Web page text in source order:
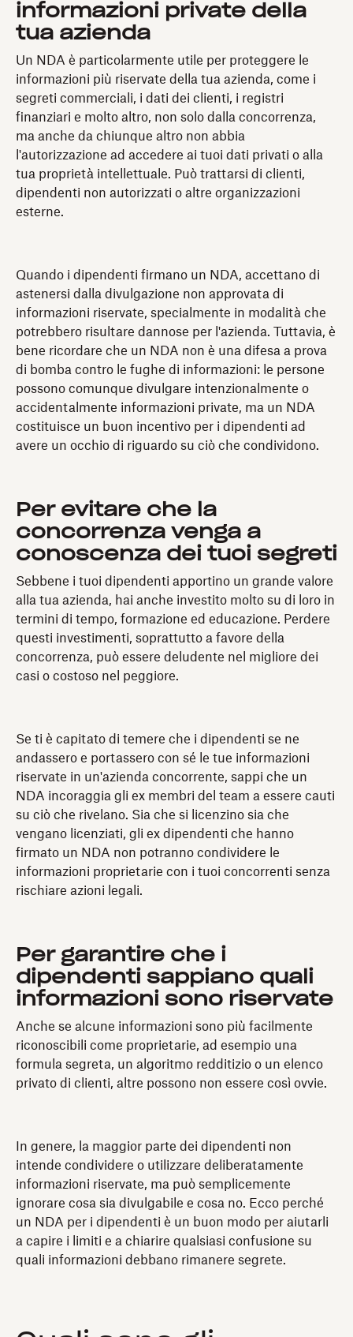
informazioni private della
tua azienda
Un NDA è particolarmente utile per proteggere le
informazioni più riservate della tua azienda, come i
segreti commerciali, i dati dei clienti, i registri
finanziari e molto altro, non solo dalla concorrenza,
ma anche da chiunque altro non abbia
l'autorizzazione ad accedere ai tuoi dati privati o alla
tua proprietà intellettuale. Può trattarsi di clienti,
dipendenti non autorizzati o altre organizzazioni
esterne.
Quando i dipendenti firmano un NDA, accettano di
astenersi dalla divulgazione non approvata di
informazioni riservate, specialmente in modalità che
potrebbero risultare dannose per l'azienda. Tuttavia, è
bene ricordare che un NDA non è una difesa a prova
di bomba contro le fughe di informazioni: le persone
possono comunque divulgare intenzionalmente o
accidentalmente informazioni private, ma un NDA
costituisce un buon incentivo per i dipendenti ad
avere un occhio di riguardo su ciò che condividono.
Per evitare che la
concorrenza venga a
conoscenza dei tuoi segreti
Sebbene i tuoi dipendenti apportino un grande valore
alla tua azienda, hai anche investito molto su di loro in
termini di tempo, formazione ed educazione. Perdere
questi investimenti, soprattutto a favore della
concorrenza, può essere deludente nel migliore dei
casi o costoso nel peggiore.
Se ti è capitato di temere che i dipendenti se ne
andassero e portassero con sé le tue informazioni
riservate in un'azienda concorrente, sappi che un
NDA incoraggia gli ex membri del team a essere cauti
su ciò che rivelano. Sia che si licenzino sia che
vengano licenziati, gli ex dipendenti che hanno
firmato un NDA non potranno condividere le
informazioni proprietarie con i tuoi concorrenti senza
rischiare azioni legali.
Per garantire che i
dipendenti sappiano quali
informazioni sono riservate
Anche se alcune informazioni sono più facilmente
riconoscibili come proprietarie, ad esempio una
formula segreta, un algoritmo redditizio o un elenco
privato di clienti, altre possono non essere così ovvie.
In genere, la maggior parte dei dipendenti non
intende condividere o utilizzare deliberatamente
informazioni riservate, ma può semplicemente
ignorare cosa sia divulgabile e cosa no. Ecco perché
un NDA per i dipendenti è un buon modo per aiutarli
a capire i limiti e a chiarire qualsiasi confusione su
quali informazioni debbano rimanere segrete.